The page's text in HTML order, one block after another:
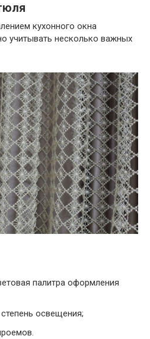
кухонного окна
учитывать несколько важных
палитра оформления
освещения;